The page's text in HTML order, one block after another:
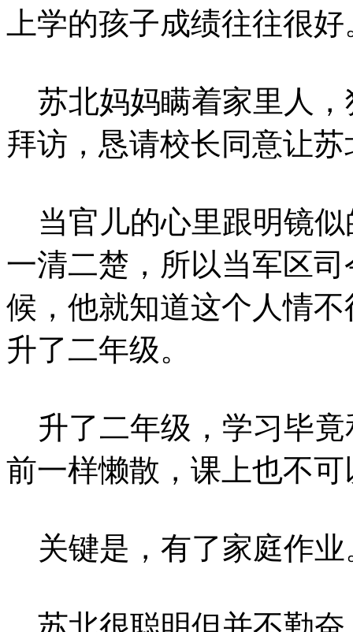
上学的孩子成绩往往很好
苏北妈妈瞒着家里人，
拜访，恳请校长同意让
当官儿的心里跟明镜似
一清二楚，所以当军区
候，他就知道这个人情
升了二年级。
升了二年级，学习毕竟
前一样懒散，课上也不
关键是，有了家庭作业